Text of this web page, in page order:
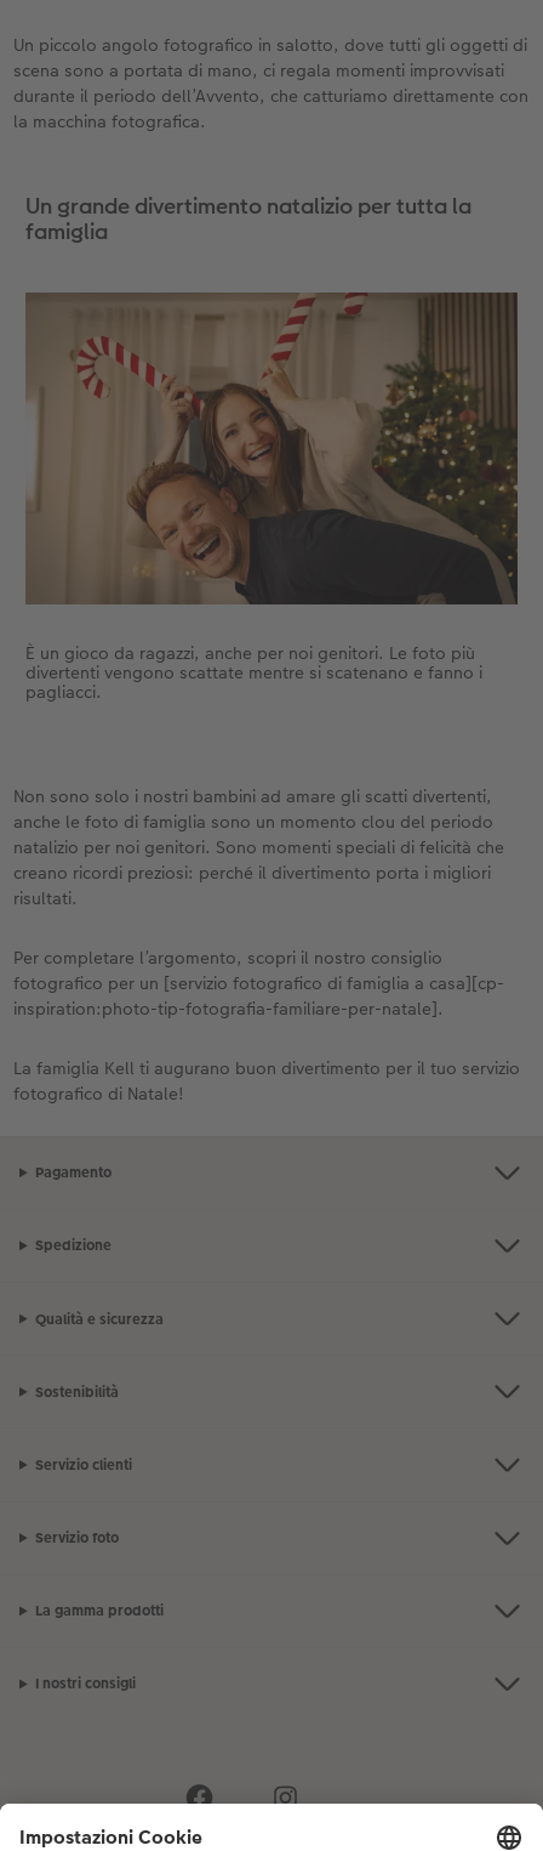
Un piccolo angolo fotografico in salotto, dove tutti gli oggetti di
scena sono a portata di mano, ci regala momenti improvvisati
durante il periodo dell’Avvento, che catturiamo direttamente con
la macchina fotografica.
Un grande divertimento natalizio per tutta la
famiglia
È un gioco da ragazzi, anche per noi genitori. Le foto più
divertenti vengono scattate mentre si scatenano e fanno i
pagliacci.
Non sono solo i nostri bambini ad amare gli scatti divertenti,
anche le foto di famiglia sono un momento clou del periodo
natalizio per noi genitori. Sono momenti speciali di felicità che
creano ricordi preziosi: perché il divertimento porta i migliori
risultati.
Per completare l’argomento, scopri il nostro consiglio
fotografico per un [servizio fotografico di famiglia a casa][cp-
inspiration:photo-tip-fotografia-familiare-per-natale].
La famiglia Kell ti augurano buon divertimento per il tuo servizio
fotografico di Natale!
Pagamento
Spedizione
Qualità e sicurezza
Sostenibilità
Servizio clienti
Servizio foto
La gamma prodotti
I nostri consigli